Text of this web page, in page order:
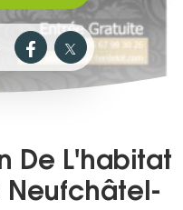
De L'habitat
Neufchâtel-